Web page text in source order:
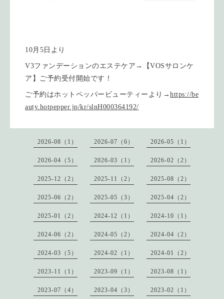
10月5日より
V3ファンデーションのエステケア→【VOSサロンケ
ア】ご予約受付開始です！
ご予約はホットペッパービューティーより→ https://be
auty.hotpepper.jp/kr/slnH000364192/
2026-08（1） 2026-07（6） 2026-05（1）
2026-04（5） 2026-03（1） 2026-02（2）
2025-12（2） 2025-11（2） 2025-08（2）
2025-06（2） 2025-05（3） 2025-04（2）
2025-01（2） 2024-12（1） 2024-10（1）
2024-06（2） 2024-05（2） 2024-04（2）
2024-03（5） 2024-02（1） 2024-01（2）
2023-11（1） 2023-09（1） 2023-08（1）
2023-07（4） 2023-04（3） 2023-02（1）